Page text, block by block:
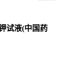
试液(中国药